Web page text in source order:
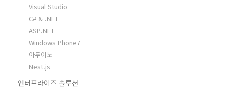
Visual Studio
C# & .NET
ASP.NET
Windows Phone7
아두이노
Nest.js
엔터프라이즈 솔루션